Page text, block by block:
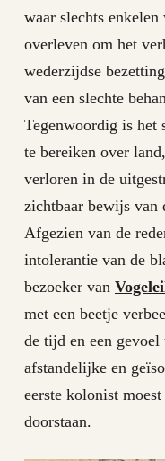
waar slechts enkelen
overleven om het
wederzijdse
van een slechte
Tegenwoordig is
te bereiken over
verloren in de
zichtbaar bewijs van
Afgezien van de
intolerantie van de
bezoeker van
met een beetje
de tijd en een
afstandelijke en
eerste kolonist
doorstaan.